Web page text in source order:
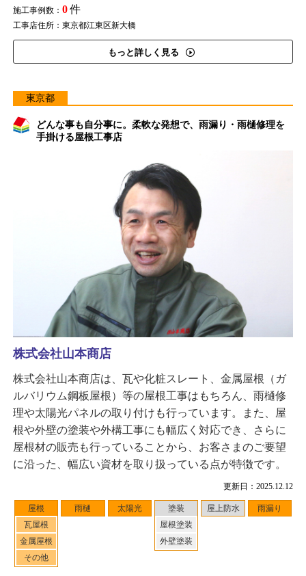
施工事例数： 0件
工事店住所：東京都江東区新大橋
もっと詳しく見る
東京都
どんな事も自分事に。柔軟な発想で、雨漏り・雨樋修理を
手掛ける屋根工事店
更新日：2025.12.12
屋根
瓦屋根
金属屋根
その他
雨樋 太陽光
塗装
屋根塗装
外壁塗装
屋上防水 雨漏り
株式会社山本商店
株式会社山本商店は、瓦や化粧スレート、金属屋根（ガ
ルバリウム鋼板屋根）等の屋根工事はもちろん、雨樋修
理や太陽光パネルの取り付けも行っています。また、屋
根や外壁の塗装や外構工事にも幅広く対応でき、さらに
屋根材の販売も行っていることから、お客さまのご要望
に沿った、幅広い資材を取り扱っている点が特徴です。